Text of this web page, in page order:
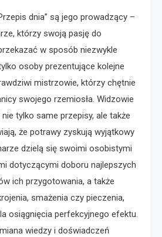
dnia” są jego prowadzący –
którzy swoją pasję do
w sposób niezwykle
osoby prezentujące kolejne
mistrzowie, którzy chętnie
swojego rzemiosła. Widzowie
tylko same przepisy, ale także
że potrawy zyskują wyjątkowy
dzielą się swoimi osobistymi
dotyczącymi doboru najlepszych
ich przygotowania, a także
smażenia czy pieczenia,
osiągnięcia perfekcyjnego efektu.
wiedzy i doświadczeń